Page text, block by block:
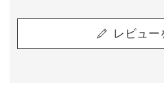
レビュー